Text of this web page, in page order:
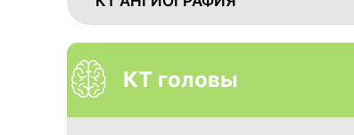
КТ головы